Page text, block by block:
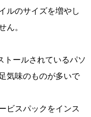
ルのサイズを増やし
ん。
トールされているパソ
気味のものが多いで
ビスパックをインス